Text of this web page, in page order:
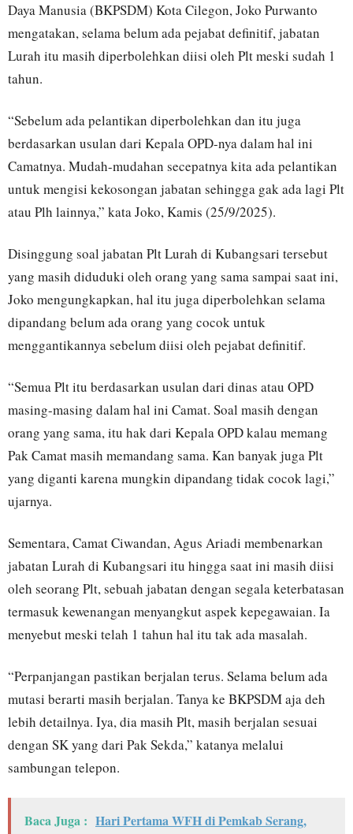
Daya Manusia (BKPSDM) Kota Cilegon, Joko Purwanto
mengatakan, selama belum ada pejabat definitif, jabatan
Lurah itu masih diperbolehkan diisi oleh Plt meski sudah 1
tahun.
“Sebelum ada pelantikan diperbolehkan dan itu juga
berdasarkan usulan dari Kepala OPD-nya dalam hal ini
Camatnya. Mudah-mudahan secepatnya kita ada pelantikan
untuk mengisi kekosongan jabatan sehingga gak ada lagi Plt
atau Plh lainnya,” kata Joko, Kamis (25/9/2025).
Disinggung soal jabatan Plt Lurah di Kubangsari tersebut
yang masih diduduki oleh orang yang sama sampai saat ini,
Joko mengungkapkan, hal itu juga diperbolehkan selama
dipandang belum ada orang yang cocok untuk
menggantikannya sebelum diisi oleh pejabat definitif.
“Semua Plt itu berdasarkan usulan dari dinas atau OPD
masing-masing dalam hal ini Camat. Soal masih dengan
orang yang sama, itu hak dari Kepala OPD kalau memang
Pak Camat masih memandang sama. Kan banyak juga Plt
yang diganti karena mungkin dipandang tidak cocok lagi,”
ujarnya.
Sementara, Camat Ciwandan, Agus Ariadi membenarkan
jabatan Lurah di Kubangsari itu hingga saat ini masih diisi
oleh seorang Plt, sebuah jabatan dengan segala keterbatasan
termasuk kewenangan menyangkut aspek kepegawaian. Ia
menyebut meski telah 1 tahun hal itu tak ada masalah.
“Perpanjangan pastikan berjalan terus. Selama belum ada
mutasi berarti masih berjalan. Tanya ke BKPSDM aja deh
lebih detailnya. Iya, dia masih Plt, masih berjalan sesuai
dengan SK yang dari Pak Sekda,” katanya melalui
sambungan telepon.
Baca Juga : Hari Pertama WFH di Pemkab Serang,